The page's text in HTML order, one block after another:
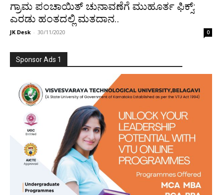
ಗ್ರಾಮ ಪಂಚಾಯಿತ್ ಚುನಾವಣೆಗೆ ಮುಹೂರ್ತ ಫಿಕ್ಸ್:
ಎರಡು ಹಂತದಲ್ಲಿ ಮತದಾನ..
JK Desk - 30/11/2020 0
Sponsor Ads 1